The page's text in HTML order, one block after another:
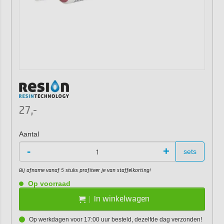
27,-
Aantal
- + sets
Bij afname vanaf 5 stuks profiteer je van staffelkorting!
Op voorraad
In winkelwagen
Op werkdagen voor 17:00 uur besteld, dezelfde dag verzonden!